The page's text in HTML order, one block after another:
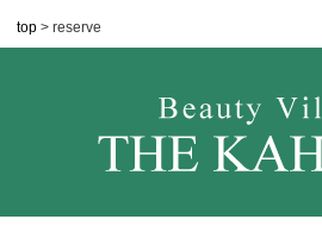
top > reserve